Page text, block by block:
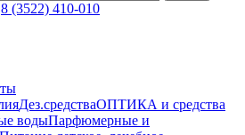
8 (3522) 410-010
Дез.средстваОПТИКА и средства
водыПарфюмерные и